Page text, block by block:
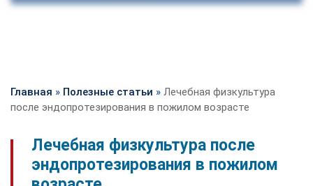
Главная » Полезные статьи » Лечебная физкультура
после эндопротезирования в пожилом возрасте
Лечебная физкультура после
эндопротезирования в пожилом